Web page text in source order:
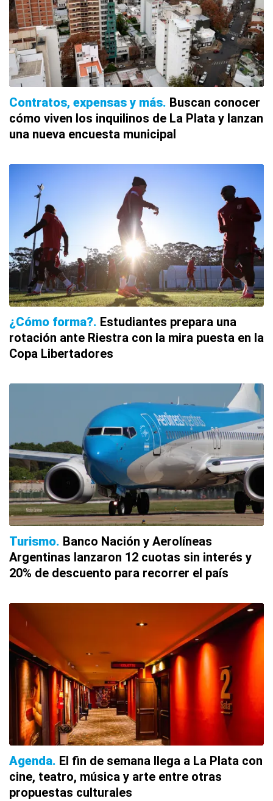
Contratos, expensas y más Buscan conocer
cómo viven los inquilinos de La Plata y lanzan
una nueva encuesta municipal
¿Cómo forma? Estudiantes prepara una
rotación ante Riestra con la mira puesta en la
Copa Libertadores
Turismo Banco Nación y Aerolíneas
Argentinas lanzaron 12 cuotas sin interés y
20% de descuento para recorrer el país
Agenda El fin de semana llega a La Plata con
cine, teatro, música y arte entre otras
propuestas culturales